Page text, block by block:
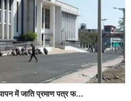
में जाति प्रमाण पत्र फ...